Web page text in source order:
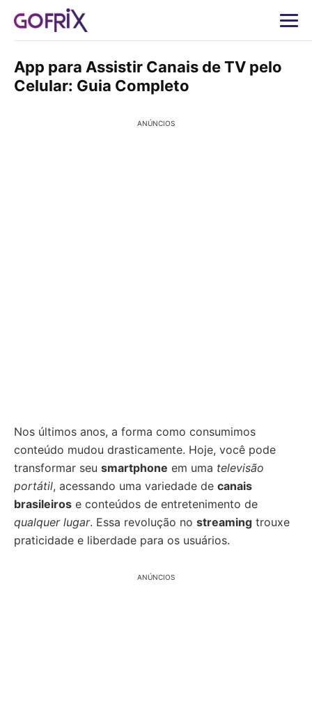
App para Assistir Canais de TV pelo
Celular: Guia Completo
ANÚNCIOS
Nos últimos anos, a forma como consumimos
conteúdo mudou drasticamente. Hoje, você pode
transformar seu smartphone em uma televisão
portátil, acessando uma variedade de canais
brasileiros e conteúdos de entretenimento de
qualquer lugar. Essa revolução no streaming trouxe
praticidade e liberdade para os usuários.
ANÚNCIOS